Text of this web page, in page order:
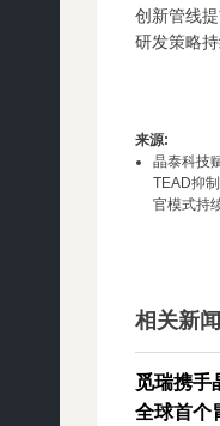
创新管线
研发策略持
来源:
晶泰科技
TEAD抑
官模式持
相关新闻
觅瑞携手
全球首个